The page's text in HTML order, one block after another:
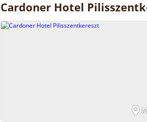
Cardoner Hotel